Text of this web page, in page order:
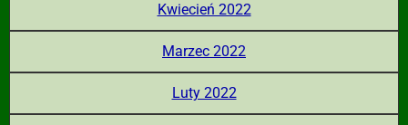
Kwiecień 2022
Marzec 2022
Luty 2022